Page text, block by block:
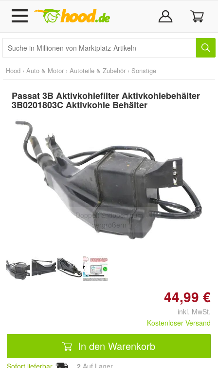
Hood › Auto & Motor › Autoteile & Zubehör › Sonstige
Passat 3B Aktivkohlefilter Aktivkohlebehälter
3B0201803C Aktivkohle Behälter
Doppelt antippen zum
vergrößern
44,99 €
inkl. MwSt.
Kostenloser Versand
In den Warenkorb